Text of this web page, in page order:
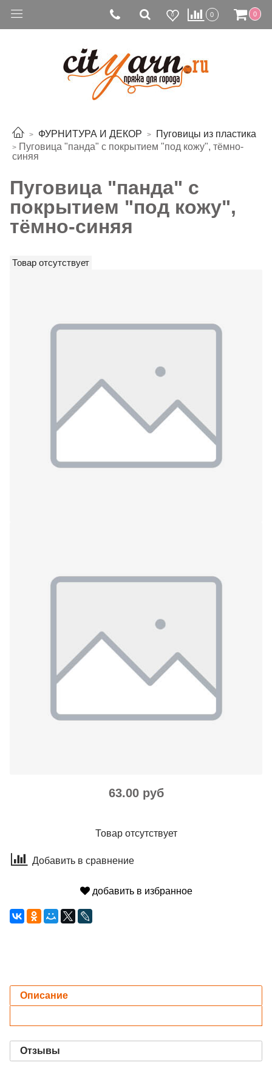
0 0 0
ФУРНИТУРА И ДЕКОР
Пуговицы из пластика
Пуговица "панда" с покрытием "под кожу", тёмно-
синяя
Пуговица "панда" с
покрытием "под кожу",
тёмно-синяя
Товар отсутствует
63.00 руб
Товар отсутствует
Добавить в сравнение
добавить в избранное
Описание
Отзывы